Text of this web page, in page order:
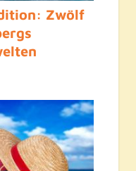
Zwölf